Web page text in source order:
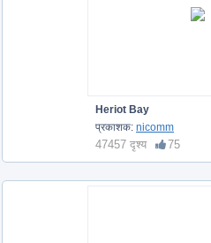
Heriot Bay
प्रकाशक: nicomm
47457 दृश्य 75